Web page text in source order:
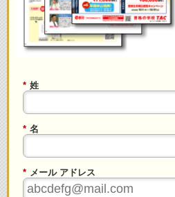
* 姓
* 名
* メール アドレス